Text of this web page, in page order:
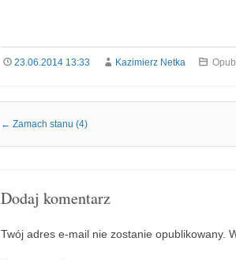
23.06.2014 13:33 Kazimierz Netka
Nawigacja we wpisach
← Zamach stanu (4)
Dodaj komentarz
Twój adres e-mail nie zostanie opublikowany.